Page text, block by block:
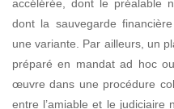
accélérée, dont le préalable
dont la sauvegarde
une variante. Par ailleurs, un
préparé en mandat ad hoc
œuvre dans une procédure
entre l’amiable et le judiciaire